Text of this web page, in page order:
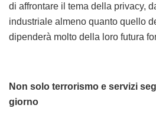
di affrontare il tema della privacy,
industriale almeno quanto quello
dipenderà molto della loro futura
Non solo terrorismo e servizi
giorno